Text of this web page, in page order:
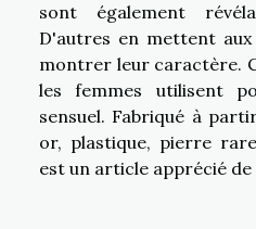
sont également
D'autres en mettent
montrer leur caractère.
les femmes utilisent
sensuel. Fabriqué à
or, plastique, pierre
est un article apprécié de